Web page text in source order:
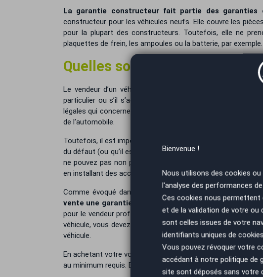
La garantie constructeur fait partie des garanties
constructeur pour les véhicules neufs. Elle couvre les
pour la plupart des constructeurs. Toutefois, elle ne
plaquettes de frein, les ampoules ou la batterie, par exemple.
Quelles sont les garanties du
Le vendeur d’un véhicule a certaines obligations de
particulier ou s’il s’agit d’un professionnel de
légales qui concernent la conformité du véhicule et les
de l’automobile.
Toutefois, il est important de savoir que la
du défaut (ou qu’il est tellement flagrant que vous ne
ne pouvez pas non plus faire jouer la garantie de
en installant des accessoires ou applications.
Comme évoqué dans le paragraphe précédent, un
vente une garantie commercialegratuite ou payante.
pour le vendeur professionnel. Si vous faites appel à
véhicule, vous devez néanmoins savoir que la
véhicule.
En achetant votre voiture chez AutoEasy
, vous pouvez
au minimum requis. En fonction de l’âge et du kilométrage
Bienvenue !
Nous utilisons des cookies
l'analyse des performances
Ces cookies nous permettent
et de la validation de votre
sont celles issues de votre
identifiants uniques de
Vous pouvez révoquer votre
accédant à notre politique de
site sont déposés sans votre